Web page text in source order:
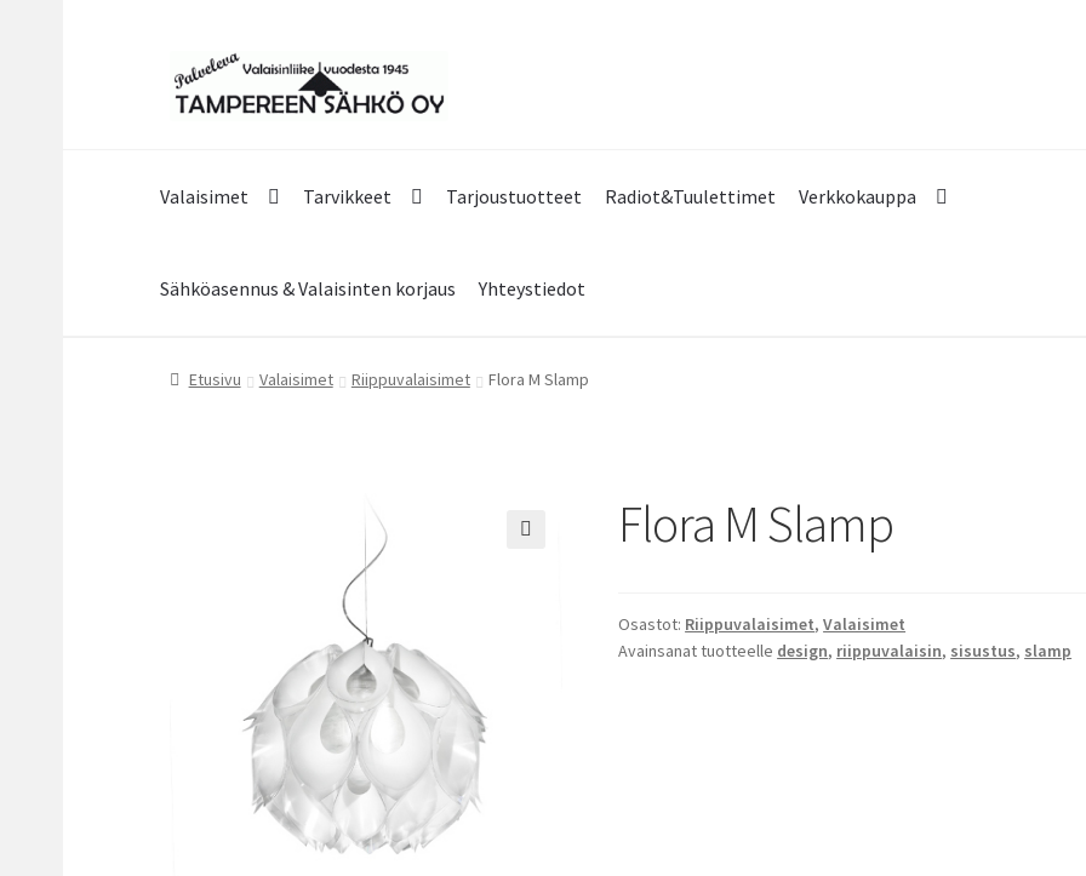
Siirry
navigointiin
Siirry
sisältöön
Valaisimet Tarvikkeet Tarjoustuotteet Radiot&Tuulettimet Verkkokauppa
Sähköasennus & Valaisinten korjaus Yhteystiedot
Etusivu Valaisimet Riippuvalaisimet Flora M Slamp
Flora M Slamp
Osastot: Riippuvalaisimet,Valaisimet
Avainsanat tuotteelle design, riippuvalaisin, sisustus, slamp